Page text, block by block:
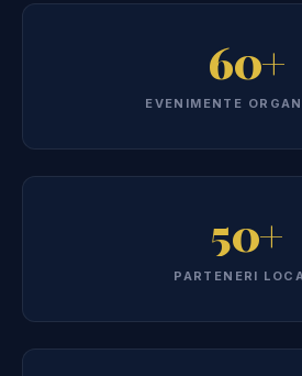
60+
EVENIMENTE
50+
PARTENERI